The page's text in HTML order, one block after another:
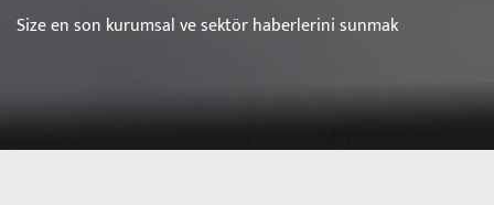
Size en son kurumsal ve sektör haberlerini sunmak